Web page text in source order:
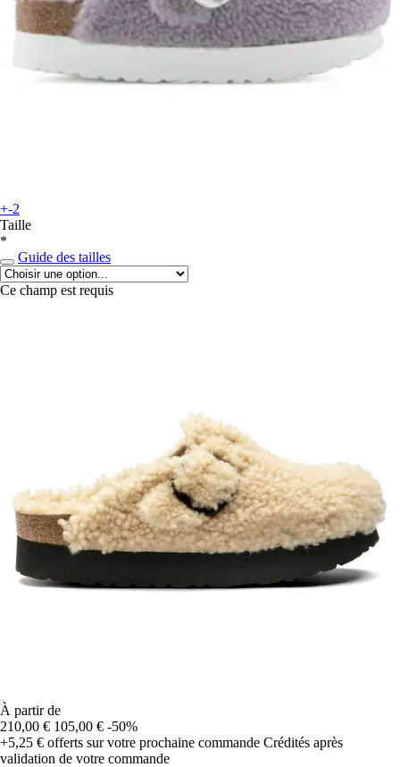
+-2
Taille
*
Guide des tailles
Ce champ est requis
À partir de
210,00 € 105,00 € -50%
+5,25 € offerts sur votre prochaine commande Crédités après
validation de votre commande